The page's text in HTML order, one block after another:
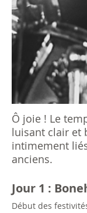
t
e
c
i
Ô joie ! Le
luisant clair et
intimement
anciens.
Jour 1 :
Début des